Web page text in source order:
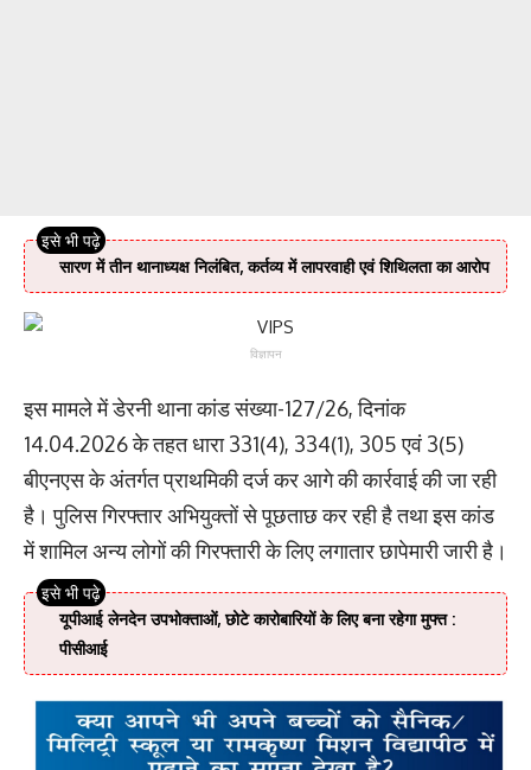
सारण में तीन थानाध्यक्ष निलंबित, कर्तव्य में लापरवाही एवं शिथिलता का आरोप
विज्ञापन
इस मामले में डेरनी थाना कांड संख्या-127/26, दिनांक
14.04.2026 के तहत धारा 331(4), 334(1), 305 एवं 3(5)
बीएनएस के अंतर्गत प्राथमिकी दर्ज कर आगे की कार्रवाई की जा रही
है। पुलिस गिरफ्तार अभियुक्तों से पूछताछ कर रही है तथा इस कांड
में शामिल अन्य लोगों की गिरफ्तारी के लिए लगातार छापेमारी जारी है।
यूपीआई लेनदेन उपभोक्ताओं, छोटे कारोबारियों के लिए बना रहेगा मुफ्त :
पीसीआई